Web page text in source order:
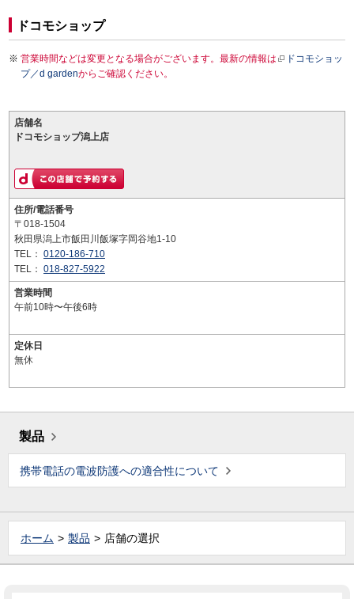
ドコモショップ
営業時間などは変更となる場合がございます。最新の情報は
ドコモショッ
プ／d gardenからご確認ください。
店舗名
ドコモショップ潟上店
住所/電話番号
〒018-1504
秋田県潟上市飯田川飯塚字岡谷地1-10
TEL： 0120-186-710
TEL： 018-827-5922
営業時間
午前10時〜午後6時
定休日
無休
製品
携帯電話の電波防護への適合性について
ホーム 製品 店舗の選択